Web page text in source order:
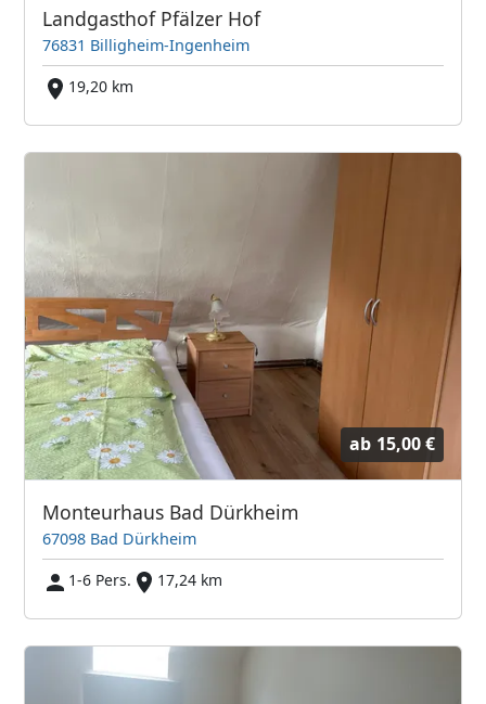
Landgasthof Pfälzer Hof
76831 Billigheim-Ingenheim
19,20 km
ab 15,00 €
Monteurhaus Bad Dürkheim
67098 Bad Dürkheim
1-6 Pers.
17,24 km